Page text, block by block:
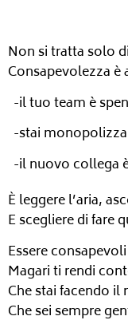
Non si tratta solo
Consapevolezza è
-il tuo team è
-stai
-il nuovo collega
È leggere l’aria,
E scegliere di fare
Essere
Magari ti rendi
Che stai facendo
Che sei sempre